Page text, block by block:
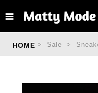
HOME > Sale >